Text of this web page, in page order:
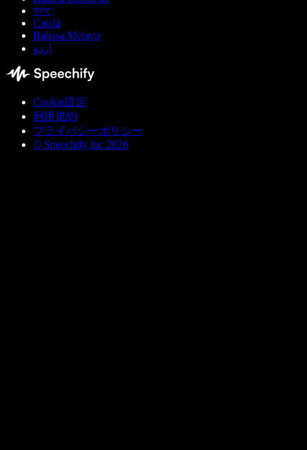
বাংলা
Català
Bahasa Melayu
اردو
Cookie設定
利用規約
プライバシーポリシー
© Speechify Inc 2026